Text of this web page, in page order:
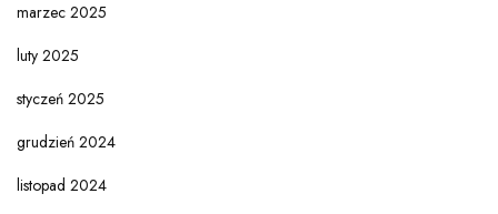
marzec 2025
luty 2025
styczeń 2025
grudzień 2024
listopad 2024